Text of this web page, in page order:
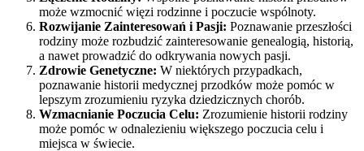
może wzmocnić więzi rodzinne i poczucie wspólnoty.
Rozwijanie Zainteresowań i Pasji: Poznawanie przeszłości
rodziny może rozbudzić zainteresowanie genealogią, historią,
a nawet prowadzić do odkrywania nowych pasji.
Zdrowie Genetyczne: W niektórych przypadkach,
poznawanie historii medycznej przodków może pomóc w
lepszym zrozumieniu ryzyka dziedzicznych chorób.
Wzmacnianie Poczucia Celu: Zrozumienie historii rodziny
może pomóc w odnalezieniu większego poczucia celu i
miejsca w świecie.